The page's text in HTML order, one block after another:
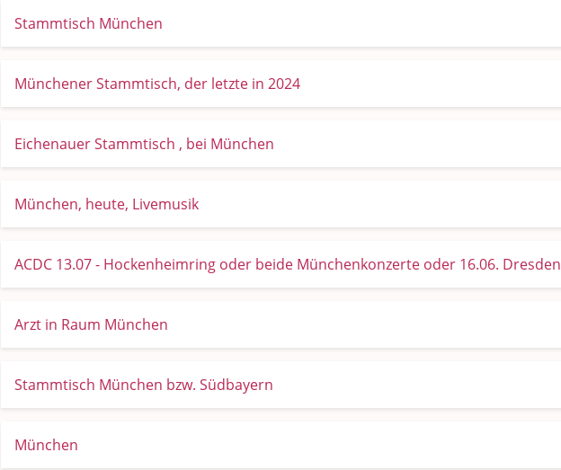
Stammtisch München
Münchener Stammtisch, der letzte in 2024
Eichenauer Stammtisch , bei München
München, heute, Livemusik
ACDC 13.07 - Hockenheimring oder beide Münchenkonzerte oder 16.06. Dresden
Arzt in Raum München
Stammtisch München bzw. Südbayern
München